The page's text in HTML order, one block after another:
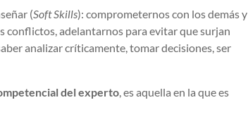
(Soft Skills): comprometernos con los demás y
conflictos, adelantarnos para evitar que surjan
analizar críticamente, tomar decisiones, ser
del experto, es aquella en la que es